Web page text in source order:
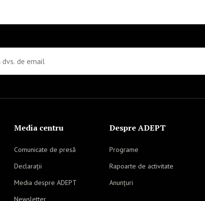
Media centru
Comunicate de presă
Declarații
Media despre ADEPT
Newsletter
Despre ADEPT
Programe
Rapoarte de activitate
Anunțuri